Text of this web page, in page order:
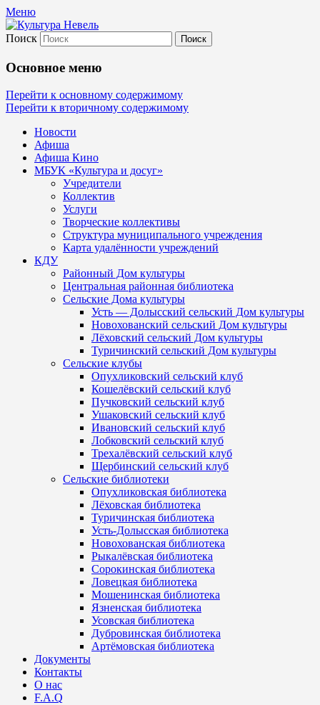
Меню
Культура Невель
МБУК Невельского района "Культура
и досуг"
Поиск
Основное меню
Перейти к основному содержимому
Перейти к вторичному содержимому
Новости
Афиша
Афиша Кино
МБУК «Культура и досуг»
Учредители
Коллектив
Услуги
Творческие коллективы
Структура муниципального учреждения
Карта удалённости учреждений
КДУ
Районный Дом культуры
Центральная районная библиотека
Сельские Дома культуры
Усть — Долысский сельский Дом культуры
Новохованский сельский Дом культуры
Лёховский сельский Дом культуры
Туричинский сельский Дом культуры
Сельские клубы
Опухликовский сельский клуб
Кошелёвский сельский клуб
Пучковский сельский клуб
Ушаковский сельский клуб
Ивановский сельский клуб
Лобковский сельский клуб
Трехалёвский сельский клуб
Щербинский сельский клуб
Сельские библиотеки
Опухликовская библиотека
Лёховская библиотека
Туричинская библиотека
Усть-Долысская библиотека
Новохованская библиотека
Рыкалёвская библиотека
Сорокинская библиотека
Ловецкая библиотека
Мошенинская библиотека
Язненская библиотека
Усовская библиотека
Дубровинская библиотека
Артёмовская библиотека
Документы
Контакты
О нас
F.A.Q